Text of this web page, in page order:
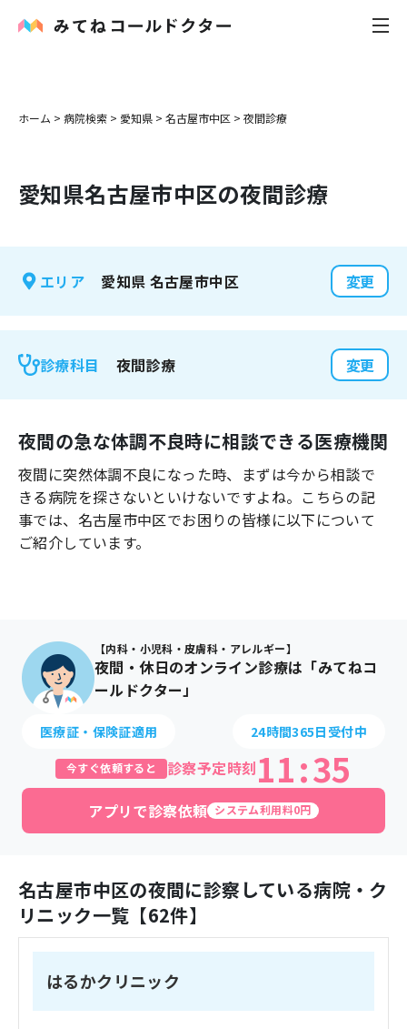
内科
花粉症
感染症
よくあるご質問
ホーム > 病院検索 > 愛知県 > 名古屋市中区 > 夜間診療
愛知県名古屋市中区の夜間診療
エリア 愛知県 名古屋市中区 変更
診療科目 夜間診療 変更
夜間の急な体調不良時に相談できる医療機関
夜間に突然体調不良になった時、まずは今から相談で
きる病院を探さないといけないですよね。こちらの記
事では、 名古屋市中区でお困りの皆様に以下について
ご紹介しています。
【内科・小児科・皮膚科・アレルギー】
夜間・休日のオンライン診療は「みてねコ
ールドクター」
医療証・保険証適用 24時間365日受付中
今すぐ依頼すると 診察予定時刻11:35
アプリで診察依頼 システム利用料0円
名古屋市中区の夜間に診察している病院・ク
リニック一覧【62件】
はるかクリニック